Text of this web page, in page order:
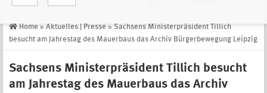
Home » Aktuelles | Presse » Sachsens Ministerpräsident Tillich
besucht am Jahrestag des Mauerbaus das Archiv Bürgerbewegung Leipzig
Sachsens Ministerpräsident Tillich besucht
am Jahrestag des Mauerbaus das Archiv